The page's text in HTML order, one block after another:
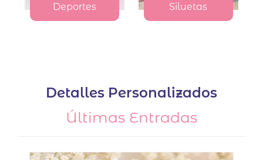
Deportes Siluetas
Detalles Personalizados
Últimas Entradas